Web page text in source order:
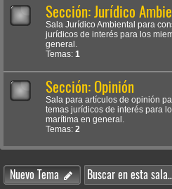
Sección: Jurídico
Sala Jurídico Ambiental para
jurídicos de interés para los
general.
Temas: 1
Sección: Opinión
Sala para artículos de opinión
temas jurídicos de interés para
marítima en general.
Temas: 2
Nuevo Tema